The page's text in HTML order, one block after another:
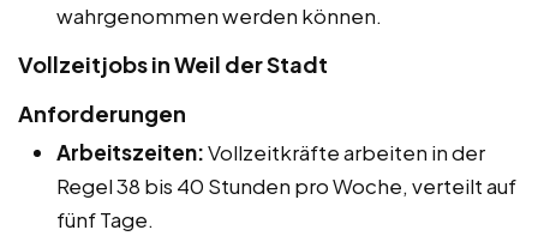
wahrgenommen werden können.
Vollzeitjobs in Weil der Stadt
Anforderungen
Arbeitszeiten:Vollzeitkräfte arbeiten in der
Regel 38 bis 40 Stunden pro Woche, verteilt auf
fünf Tage.